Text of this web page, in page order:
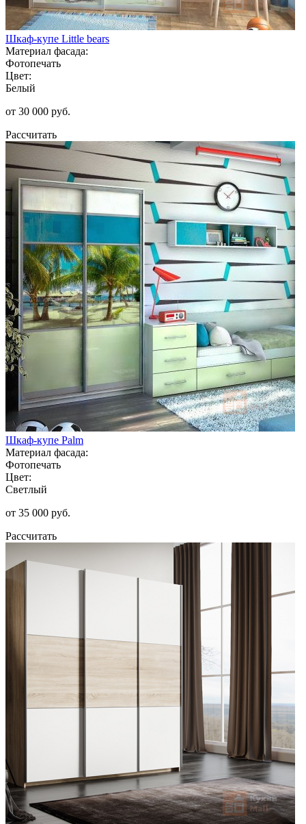
Шкаф-купе Little bears
Материал фасада:
Фотопечать
Цвет:
Белый
от 30 000 руб.
Рассчитать
Шкаф-купе Palm
Материал фасада:
Фотопечать
Цвет:
Светлый
от 35 000 руб.
Рассчитать